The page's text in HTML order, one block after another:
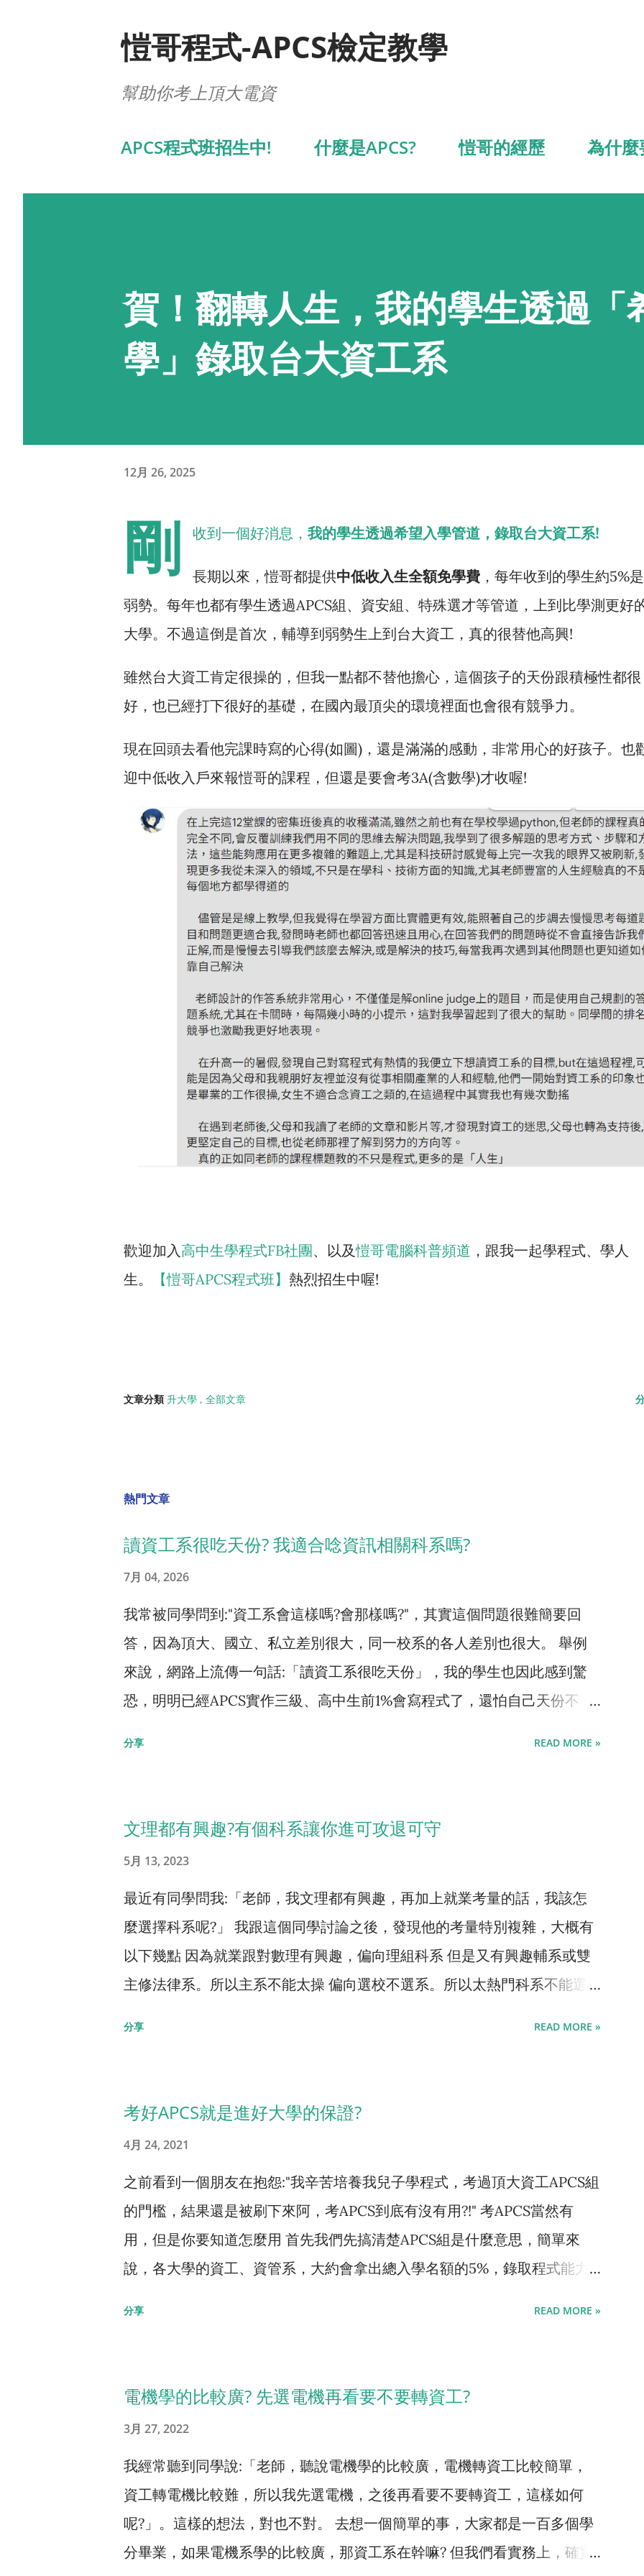
愷哥程式-APCS檢定教學
幫助你考上頂大電資
APCS程式班招生中! 什麼是APCS? 愷哥的經歷 為什
賀！翻轉人生，我的學生透過「
學」錄取台大資工系
12月 26, 2025
剛 收到一個好消息， 我的學生透過希望入學管道，錄取台大資工系!
長期以來，愷哥都提供中低收入生全額免學費 ，每年收到的學生約5%是
弱勢。每年也都有學生透過APCS組、資安組、特殊選才等管道，上到比學測更好
大學。不過這倒是首次，輔導到弱勢生上到台大資工，真的很替他高興!
雖然台大資工肯定很操的，但我一點都不替他擔心，這個孩子的天份跟積極性都很
好，也已經打下很好的基礎，在國內最頂尖的環境裡面也會很有競爭力。
現在回頭去看他完課時寫的心得(如圖)，還是滿滿的感動，非常用心的好孩子。也
迎中低收入戶來報愷哥的課程，但還是要會考3A(含數學)才收喔!
歡迎加入 高中生學程式FB社團、以及愷哥電腦科普頻道 ，跟我一起學程式、學人
生。
【愷哥APCS程式班】 熱烈招生中喔!
文章分類 升大學 全部文章
熱門文章
讀資工系很吃天份? 我適合唸資訊相關科系嗎?
7月 04, 2026
我常被同學問到:"資工系會這樣嗎?會那樣嗎?"，其實這個問題很難簡要回
答，因為頂大、國立、私立差別很大，同一校系的各人差別也很大。 舉例
來說，網路上流傳一句話:「讀資工系很吃天份」，我的學生也因此感到驚
恐，明明已經APCS實作三級、高中生前1%會寫程式了，還怕自己天份不
清楚天份...每一種科系都要有天份，資工沒有特別吃天份。同時從另一個面
向來看，你會害怕資工系會唸不下去，怎麼不害怕醫學系唸不下去?每年都
有醫學系退學、或畢業之後考不到執照的案例阿，每一個科系都可能唸不下
去啊! 若從數據來看，實務上有統計過， 物理系跟數學系是最難唸的科系 ，
這類偏理論、較抽象的科系，重修、延畢、退學的比率都是最高的。資工系
這種應用、實務型的科系，在理組裡面是相對容易唸的。甚至跟同為電資學
適合唸資工系呢? 就是高中學看看寫程式阿! 基本上台灣的高中，都有程式課
程度也差不多，銜接下去教就好。但程式在國中並沒有標準課程，老師很為
難要從哪裡開始教、教多快、教多難。 專業師資匱乏: 電資產業的待遇很
高，多為高中教師的兩倍以上，本科系畢業生很少願意在校內當老師。高中
資訊老師多是由其他科目的教師，經過短期訓練後轉任。 學習態度不匹配:
學程式跟學數學的難度類似，要高度專注，而且要做大量的練習題。由於以
的。 所以，高中生怎麼判斷自己適不適合唸資工? 最明確的方法就是去考
分享 READ MORE »
文理都有興趣?有個科系讓你進可攻退可守
5月 13, 2023
最近有同學問我:「老師，我文理都有興趣，再加上就業考量的話，我該怎
麼選擇科系呢?」 我跟這個同學討論之後，發現他的考量特別複雜，大概有
以下幾點 因為就業跟對數理有興趣，偏向理組科系 但是又有興趣輔系或雙
主修法律系。所以主系不能太操 偏向選校不選系。所以太熱門科系不能選
最工程的那邊，企管是在最管理的那邊，而資管就是站在中間，用資訊技術
來解決管理問題。 更具體來說，資工跟資管不同的地方在於，資工在「 研
發 資訊技術」，資管在「 應用 資訊技術」，前者明顯較為困難，人才較為
稀缺，若以就業來說，資工明顯較占優勢，但是跟絕大多數文組科系相較，
資管的就業機會跟薪水都好上許多。 所以，如果是明顯理組腦的話，我都
會建議學生讀資工。但如果是文組腦想要好找工作、或是文理均衡的學生，
管偏理組(採數、英、自)，台大資管要求文理兼備(採數、英、國、自)，交大
勢。 以出路而言，幾乎各行各業都需要應用資訊技術，所以資管系不怕找
不到工作。當中以金融產業較為突出，因為金融產業需要懂電腦又懂商業的
人才，正適合資管畢業生發揮專長，同時金融業發展蓬勃，相對的職缺多、
待遇好。想更理解相關科系的差別，可以看一下 【電機、資工、資管系差
分享 READ MORE »
考好APCS就是進好大學的保證?
4月 24, 2021
之前看到一個朋友在抱怨:"我辛苦培養我兒子學程式，考過頂大資工APCS組
的門檻，結果還是被刷下來阿，考APCS到底有沒有用?!" 考APCS當然有
用，但是你要知道怎麼用 首先我們先搞清楚APCS組是什麼意思，簡單來
說，各大學的資工、資管系，大約會拿出總入學名額的5%，錄取程式能力
可以考到實作五級分(滿分)、透過推薦、特殊選材或APCS組進到頂尖大學。
對於程式有興趣也學得不錯，APCS成績在實作三級分以上的高中生 APCS
實作二級分以下的話，我跟國立大學資工系教授聊過，對入學的影響較小，
在此不討論。 第一種人是老天爺賞飯吃啦，這要靠天份，沒辦法強求。 第
二種其實也很靠天分啦，只是運氣差一點沒當到國手而已。這些人就把頂大
資工的APCS組名額佔光了。 第三種的話，會考數學在A以上的學生，都有
分享 READ MORE »
電機學的比較廣? 先選電機再看要不要轉資工?
3月 27, 2022
我經常聽到同學說:「老師，聽說電機學的比較廣，電機轉資工比較簡單，
資工轉電機比較難，所以我先選電機，之後再看要不要轉資工，這樣如何
呢?」。這樣的想法，對也不對。 去想一個簡單的事，大家都是一百多個學
分畢業，如果電機系學的比較廣，那資工系在幹嘛? 但我們看實務上，確實